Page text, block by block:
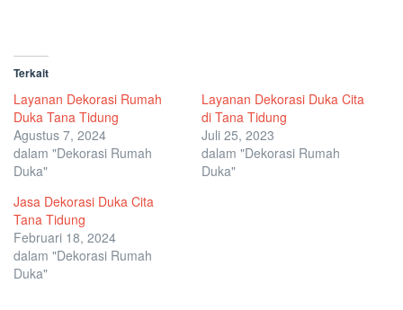
Terkait
Layanan Dekorasi Rumah
Duka Tana Tidung
Agustus 7, 2024
dalam "Dekorasi Rumah
Duka"
Layanan Dekorasi Duka Cita
di Tana Tidung
Juli 25, 2023
dalam "Dekorasi Rumah
Duka"
Jasa Dekorasi Duka Cita
Tana Tidung
Februari 18, 2024
dalam "Dekorasi Rumah
Duka"